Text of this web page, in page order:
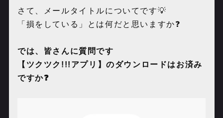
さて、メールタイトルについてです💡
「損をしている」とは何だと思いますか❓
では、皆さんに質問です
【ツクツク !!! アプリ】のダウンロードはお済み
ですか❓